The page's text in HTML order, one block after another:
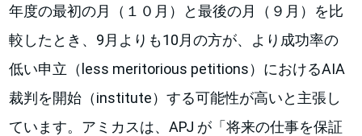
年度の最初の月（１０月）と最後の月（９月）を比
較したとき、9月よりも10月の方が、より成功率の
低い申立（less meritorious petitions）におけるAIA
裁判を開始（institute）する可能性が高いと主張し
ています。アミカスは、APJ が「将来の仕事を保証